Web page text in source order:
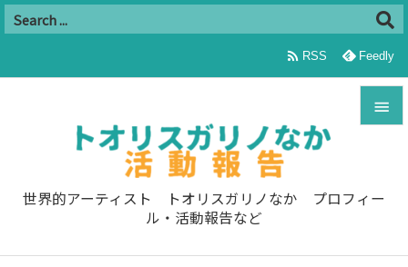
世界的アーティスト トオリスガリノなか プロフィー
ル・活動報告など



 RSS Feedly